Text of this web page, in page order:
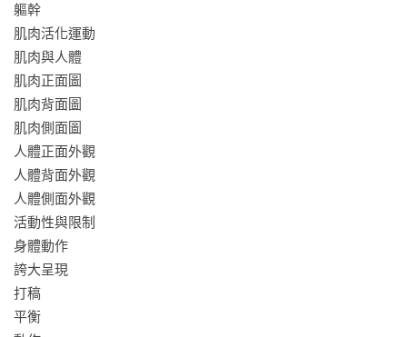
軀幹
肌肉活化運動
肌肉與人體
肌肉正面圖
肌肉背面圖
肌肉側面圖
人體正面外觀
人體背面外觀
人體側面外觀
活動性與限制
身體動作
誇大呈現
打稿
平衡